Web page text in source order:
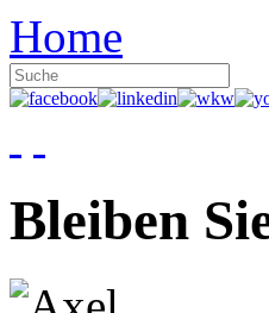
Home
Bleiben